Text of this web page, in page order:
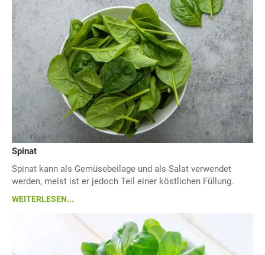
Spinat
Spinat kann als Gemüsebeilage und als Salat verwendet
werden, meist ist er jedoch Teil einer köstlichen Füllung.
WEITERLESEN...